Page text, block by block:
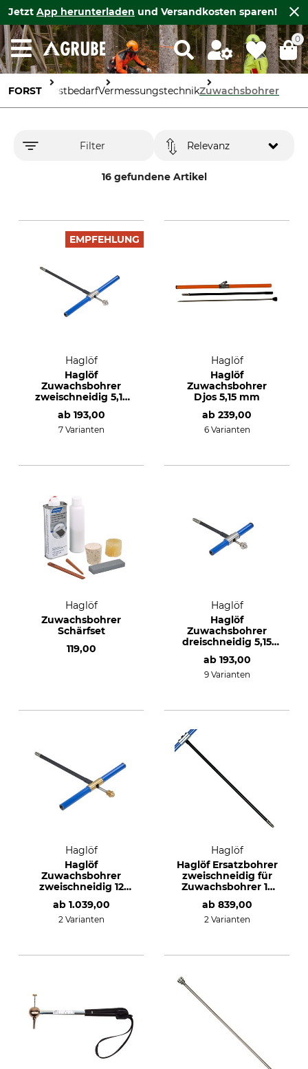
Jetzt App herunterladen und Versandkosten sparen!
0
FORST ForstbedarfVermessungstechnikZuwachsbohrer
Filter
16 gefundene Artikel
Relevanz
EMPFEHLUNG
Haglöf
Haglöf
Zuwachsbohrer
zweischneidig 5,15
ab 193,00
7 Varianten
Haglöf
Haglöf
Zuwachsbohrer
Djos 5,15 mm
ab 239,00
6 Varianten
Haglöf
Zuwachsbohrer
Schärfset
119,00
Haglöf
Haglöf
Zuwachsbohrer
dreischneidig 5,15
ab 193,00
9 Varianten
Haglöf
Haglöf
Zuwachsbohrer
zweischneidig 12
ab 1.039,00
2 Varianten
Haglöf
Haglöf Ersatzbohrer
zweischneidig für
Zuwachsbohrer 12
ab 839,00
2 Varianten